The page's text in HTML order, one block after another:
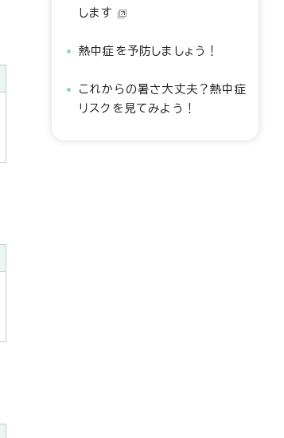
します
熱中症を予防しましょう！
これからの暑さ大丈夫？熱中症
リスクを見てみよう！